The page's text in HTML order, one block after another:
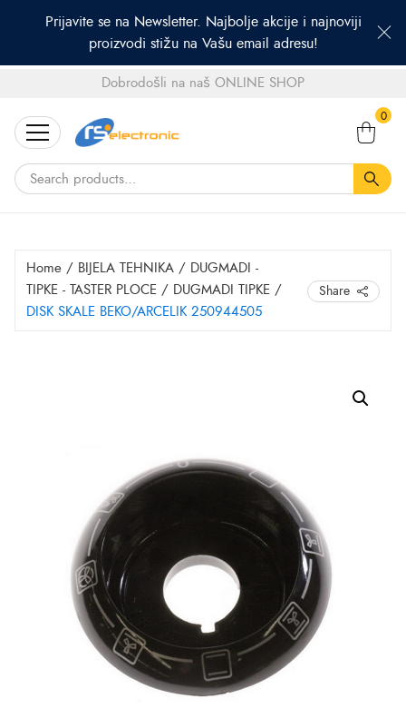
Prijavite se na Newsletter. Najbolje akcije i najnoviji
proizvodi stižu na Vašu email adresu!
Dobrodošli na naš ONLINE SHOP
for:
0
Home / BIJELA TEHNIKA / DUGMADI -
TIPKE - TASTER PLOCE / DUGMADI TIPKE /
DISK SKALE BEKO/ARCELIK 250944505
Share